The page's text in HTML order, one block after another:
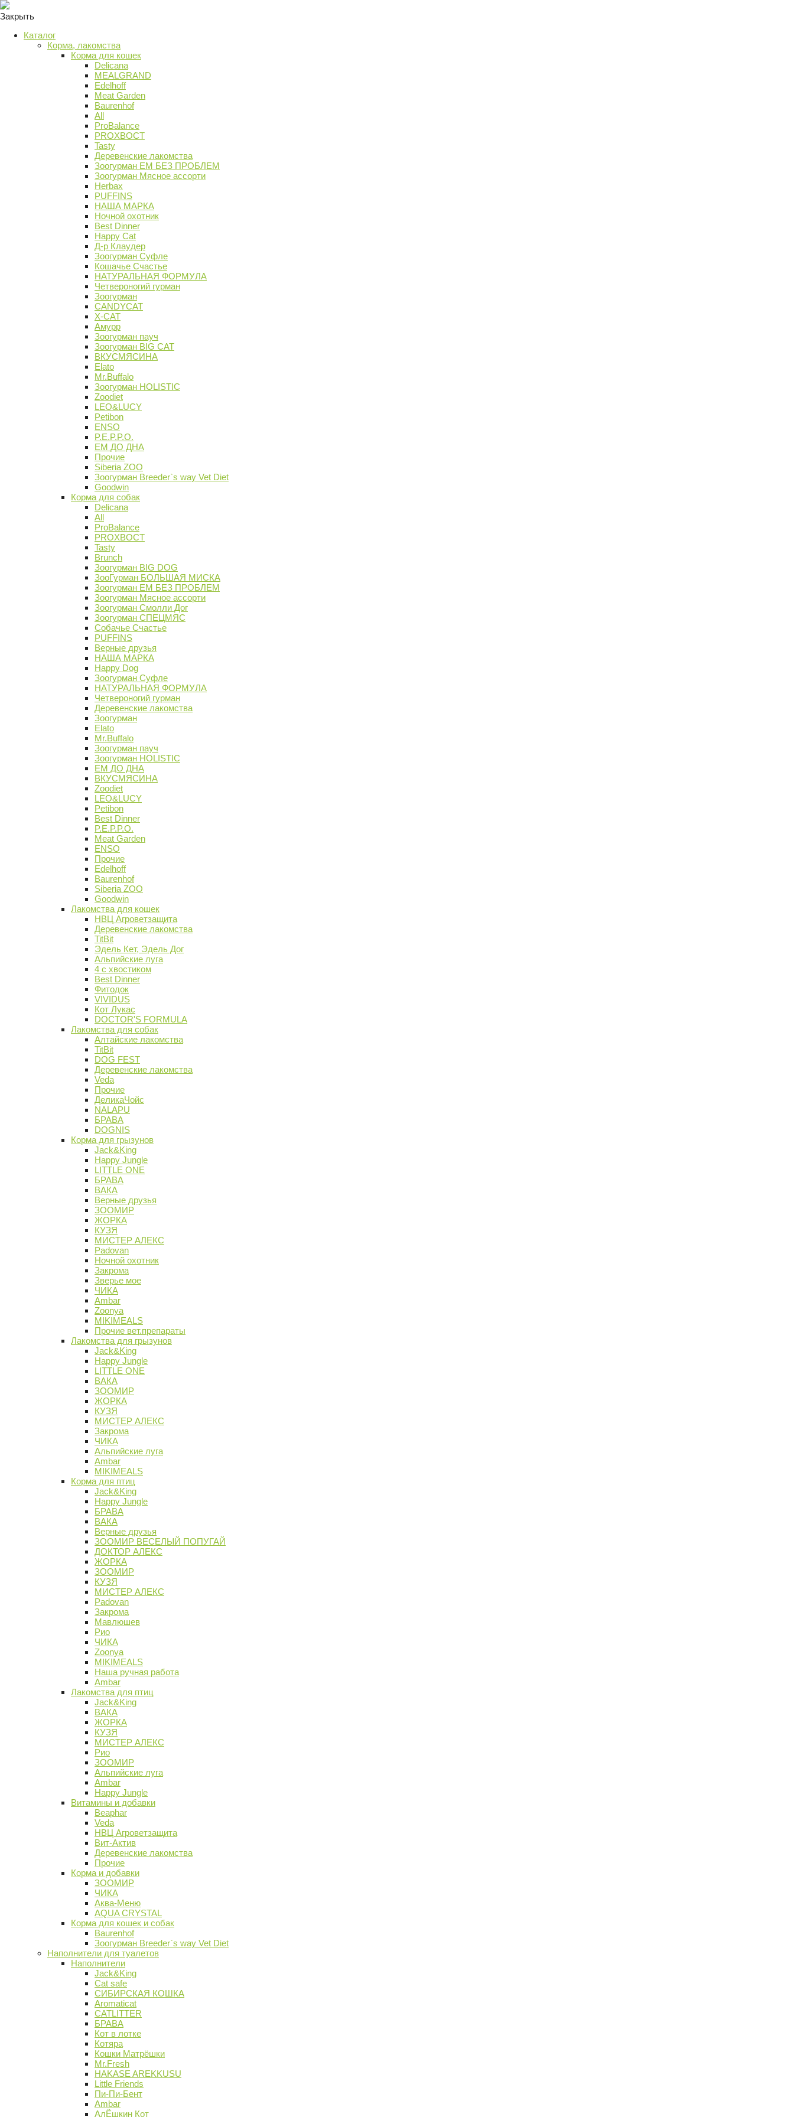
Закрыть
Каталог
Корма, лакомства
Корма для кошек
Delicana
MEALGRAND
Edelhoff
Meat Garden
Baurenhof
All
ProBalance
PROХВОСТ
Tasty
Деревенские лакомства
Зоогурман ЕМ БЕЗ ПРОБЛЕМ
Зоогурман Мясное ассорти
Herbax
PUFFINS
НАША МАРКА
Ночной охотник
Best Dinner
Happy Cat
Д-р Клаудер
Зоогурман Суфле
Кошачье Счастье
НАТУРАЛЬНАЯ ФОРМУЛА
Четвероногий гурман
Зоогурман
CANDYCAT
X-CAT
Амурр
Зоогурман пауч
Зоогурман BIG CAT
ВКУСМЯСИНА
Elato
Mr.Buffalo
Зоогурман HOLISTIC
Zoodiet
LEO&LUCY
Petibon
ENSO
P.E.P.P.O.
ЕМ ДО ДНА
Прочие
Siberia ZOO
Зоогурман Breeder`s way Vet Diet
Goodwin
Корма для собак
Delicana
All
ProBalance
PROХВОСТ
Tasty
Brunch
Зоогурман BIG DOG
ЗооГурман БОЛЬШАЯ МИСКА
Зоогурман ЕМ БЕЗ ПРОБЛЕМ
Зоогурман Мясное ассорти
Зоогурман Смолли Дог
Зоогурман СПЕЦМЯС
Собачье Счастье
PUFFINS
Верные друзья
НАША МАРКА
Happy Dog
Зоогурман Суфле
НАТУРАЛЬНАЯ ФОРМУЛА
Четвероногий гурман
Деревенские лакомства
Зоогурман
Elato
Mr.Buffalo
Зоогурман пауч
Зоогурман HOLISTIC
ЕМ ДО ДНА
ВКУСМЯСИНА
Zoodiet
LEO&LUCY
Petibon
Best Dinner
P.E.P.P.O.
Meat Garden
ENSO
Прочие
Edelhoff
Baurenhof
Siberia ZOO
Goodwin
Лакомства для кошек
НВЦ Агроветзащита
Деревенские лакомства
TitBit
Эдель Кет, Эдель Дог
Альпийские луга
4 с хвостиком
Best Dinner
Фитодок
VIVIDUS
Кот Лукас
DOCTOR'S FORMULA
Лакомства для собак
Алтайские лакомства
TitBit
DOG FEST
Деревенские лакомства
Veda
Прочие
ДеликаЧойс
NALAPU
БРАВА
DOGNIS
Корма для грызунов
Jack&King
Happy Jungle
LITTLE ONE
БРАВА
ВАКА
Верные друзья
ЗООМИР
ЖОРКА
КУЗЯ
МИСТЕР АЛЕКС
Padovan
Ночной охотник
Закрома
Зверье мое
ЧИКА
Ambar
Zoonya
MIKIMEALS
Прочие вет.препараты
Лакомства для грызунов
Jack&King
Happy Jungle
LITTLE ONE
ВАКА
ЗООМИР
ЖОРКА
КУЗЯ
МИСТЕР АЛЕКС
Закрома
ЧИКА
Альпийские луга
Ambar
MIKIMEALS
Корма для птиц
Jack&King
Happy Jungle
БРАВА
ВАКА
Верные друзья
ЗООМИР ВЕСЕЛЫЙ ПОПУГАЙ
ДОКТОР АЛЕКС
ЖОРКА
ЗООМИР
КУЗЯ
МИСТЕР АЛЕКС
Padovan
Закрома
Мавлюшев
Рио
ЧИКА
Zoonya
MIKIMEALS
Наша ручная работа
Ambar
Лакомства для птиц
Jack&King
ВАКА
ЖОРКА
КУЗЯ
МИСТЕР АЛЕКС
Рио
ЗООМИР
Альпийские луга
Ambar
Happy Jungle
Витамины и добавки
Beaphar
Veda
НВЦ Агроветзащита
Вит-Актив
Деревенские лакомства
Прочие
Корма и добавки
ЗООМИР
ЧИКА
Аква-Меню
AQUA CRYSTAL
Корма для кошек и собак
Baurenhof
Зоогурман Breeder`s way Vet Diet
Наполнители для туалетов
Наполнители
Jack&King
Cat safe
СИБИРСКАЯ КОШКА
Aromaticat
CATLITTER
БРАВА
Кот в лотке
Котяра
Кошки Матрёшки
Mr.Fresh
HAKASE AREKKUSU
Little Friends
Пи-Пи-Бент
Ambar
АлЁшкин Кот